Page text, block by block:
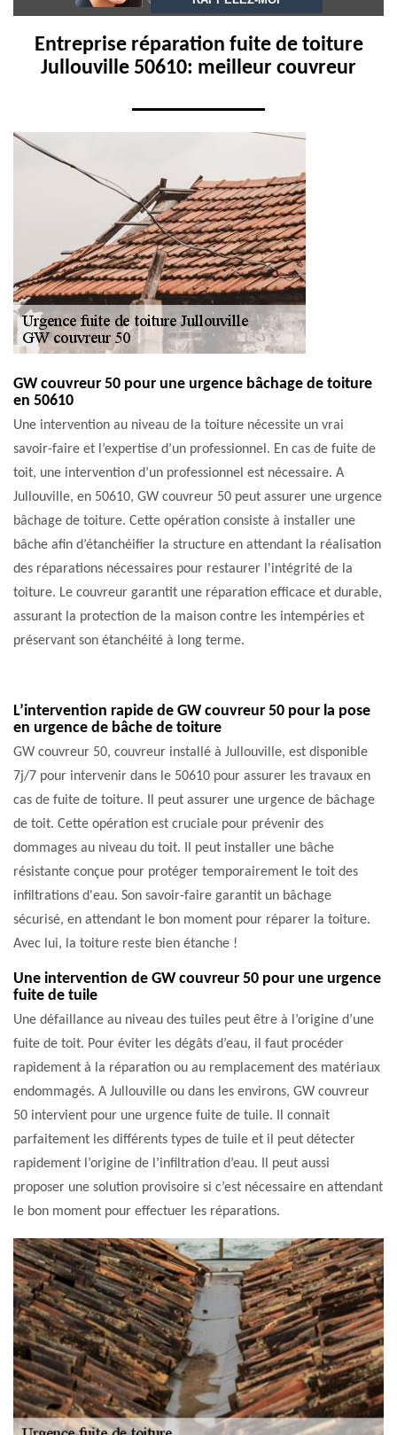
Entreprise réparation fuite de toiture
Jullouville 50610: meilleur couvreur
GW couvreur 50 pour une urgence bâchage de toiture
en 50610
Une intervention au niveau de la toiture nécessite un vrai
savoir-faire et l’expertise d’un professionnel. En cas de fuite de
toit, une intervention d’un professionnel est nécessaire. A
Jullouville, en 50610, GW couvreur 50 peut assurer une urgence
bâchage de toiture. Cette opération consiste à installer une
bâche afin d’étanchéifier la structure en attendant la réalisation
des réparations nécessaires pour restaurer l'intégrité de la
toiture. Le couvreur garantit une réparation efficace et durable,
assurant la protection de la maison contre les intempéries et
préservant son étanchéité à long terme.
L’intervention rapide de GW couvreur 50 pour la pose
en urgence de bâche de toiture
GW couvreur 50, couvreur installé à Jullouville, est disponible
7j/7 pour intervenir dans le 50610 pour assurer les travaux en
cas de fuite de toiture. Il peut assurer une urgence de bâchage
de toit. Cette opération est cruciale pour prévenir des
dommages au niveau du toit. Il peut installer une bâche
résistante conçue pour protéger temporairement le toit des
infiltrations d'eau. Son savoir-faire garantit un bâchage
sécurisé, en attendant le bon moment pour réparer la toiture.
Avec lui, la toiture reste bien étanche !
Une intervention de GW couvreur 50 pour une urgence
fuite de tuile
Une défaillance au niveau des tuiles peut être à l’origine d’une
fuite de toit. Pour éviter les dégâts d’eau, il faut procéder
rapidement à la réparation ou au remplacement des matériaux
endommagés. A Jullouville ou dans les environs, GW couvreur
50 intervient pour une urgence fuite de tuile. Il connait
parfaitement les différents types de tuile et il peut détecter
rapidement l’origine de l’infiltration d’eau. Il peut aussi
proposer une solution provisoire si c’est nécessaire en attendant
le bon moment pour effectuer les réparations.